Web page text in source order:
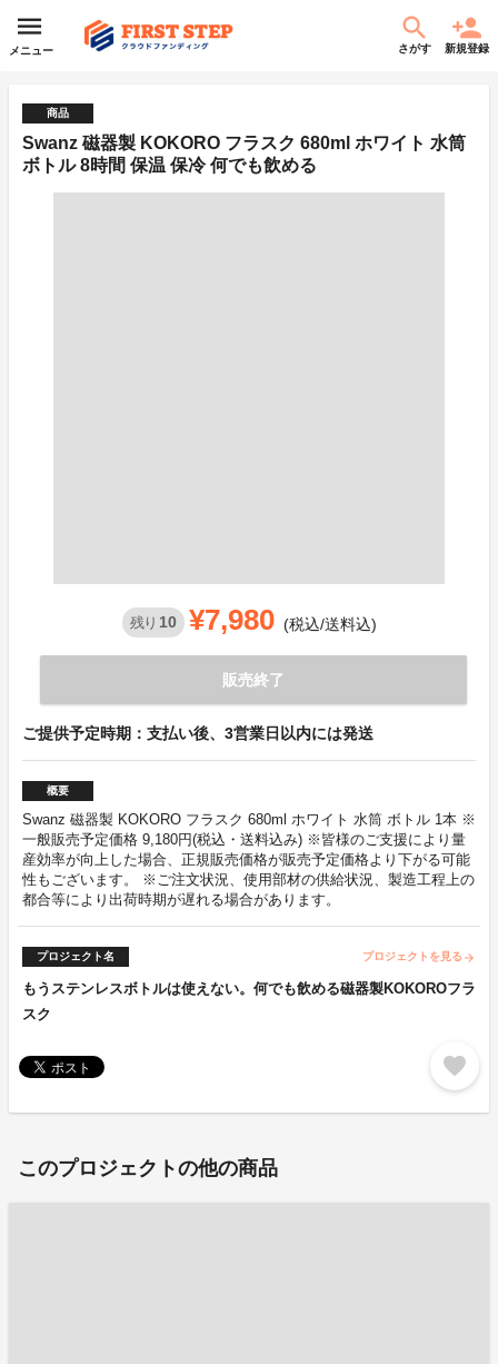
メニュー さがす 新規登録
商品
Swanz 磁器製 KOKORO フラスク 680ml ホワイト 水筒
ボトル 8時間 保温 保冷 何でも飲める
残り 10 ¥7,980 (税込/送料込)
販売終了
ご提供予定時期：支払い後、3営業日以内には発送
概要
Swanz 磁器製 KOKORO フラスク 680ml ホワイト 水筒 ボトル 1本 ※
一般販売予定価格 9,180円(税込・送料込み) ※皆様のご支援により量
産効率が向上した場合、正規販売価格が販売予定価格より下がる可能
性もございます。 ※ご注文状況、使用部材の供給状況、製造工程上の
都合等により出荷時期が遅れる場合があります。
プロジェクト名 プロジェクトを見る arrow_forward
もうステンレスボトルは使えない。何でも飲める磁器製KOKOROフラ
スク
favorite
このプロジェクトの他の商品